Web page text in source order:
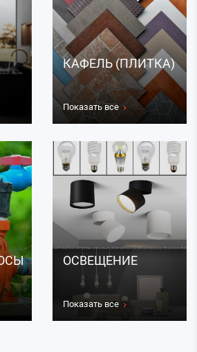
КАФЕЛЬ (ПЛИТКА)
Показать все
ОСВЕЩЕНИЕ
Показать все